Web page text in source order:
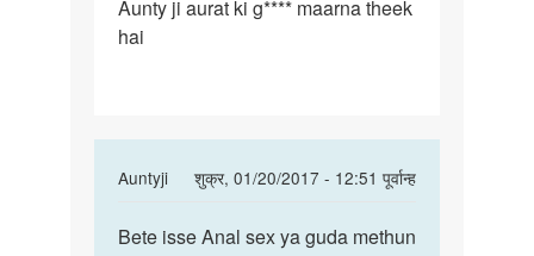
Aunty
ji
Aunty ji aurat ki g**** maarna theek
hai
Auntyji
शुक्र, 01/20/2017 - 12:51 पूर्वान्ह
In
to
Bete
Bete isse Anal sex ya guda methun